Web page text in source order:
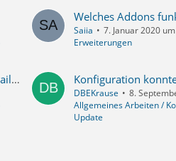
Saiia
7. Januar 2020
Erweiterungen
Nachrichten löschen über Thunderbird in Gmail-Account - wie?
DBEKrause
8.
Allgemeines Arbeiten /
Update